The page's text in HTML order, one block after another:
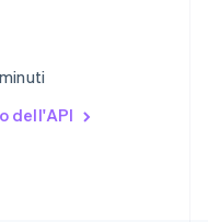
dell'API